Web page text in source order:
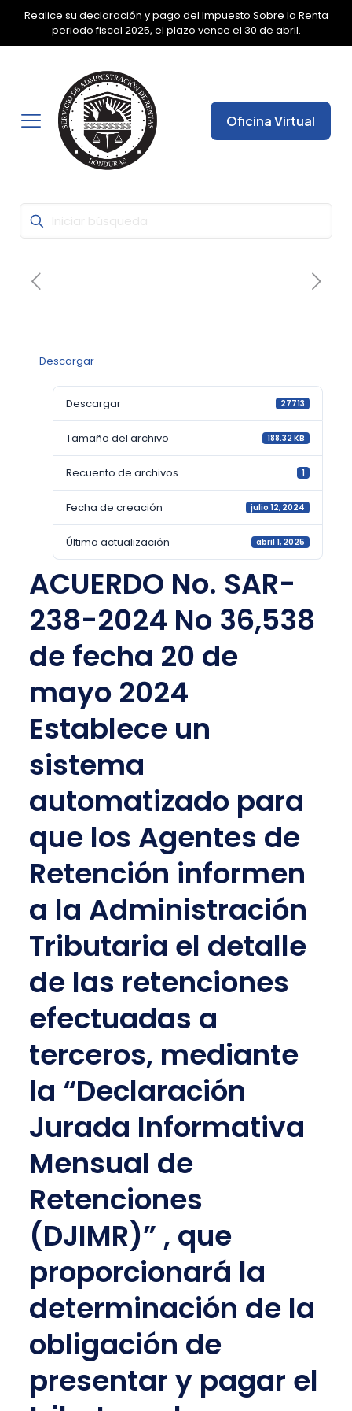
Realice su declaración y pago del Impuesto Sobre la Renta
periodo fiscal 2025, el plazo vence el 30 de abril.
✕
Oficina Virtual
Descargar
Descargar 27713
Tamaño del archivo 188.32 KB
Recuento de archivos 1
Fecha de creación julio 12, 2024
Última actualización abril 1, 2025
ACUERDO No. SAR-
238-2024 No 36,538
de fecha 20 de
mayo 2024
Establece un
sistema
automatizado para
que los Agentes de
Retención informen
a la Administración
Tributaria el detalle
de las retenciones
efectuadas a
terceros, mediante
la “Declaración
Jurada Informativa
Mensual de
Retenciones
(DJIMR)” , que
proporcionará la
determinación de la
obligación de
presentar y pagar el